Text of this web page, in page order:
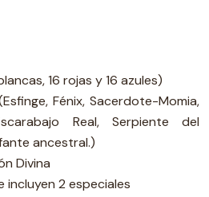
16 rojas y 16 azules)
Fénix, Sacerdote-Momia,
Real, Serpiente del
ancestral.)
Divina
incluyen 2 especiales